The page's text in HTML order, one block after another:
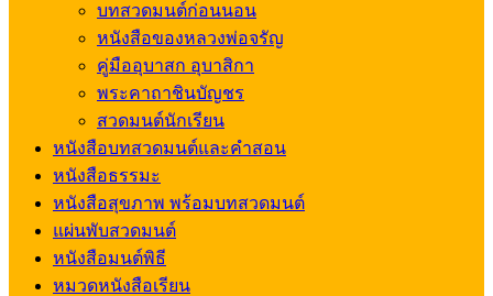
บทสวดมนต์ก่อนนอน
หนังสือของหลวงพ่อจรัญ
คู่มืออุบาสก อุบาสิกา
พระคาถาชินบัญชร
สวดมนต์นักเรียน
หนังสือบทสวดมนต์และคำสอน
หนังสือธรรมะ
หนังสือสุขภาพ พร้อมบทสวดมนต์
แผ่นพับสวดมนต์
หนังสือมนต์พิธี
หมวดหนังสือเรียน